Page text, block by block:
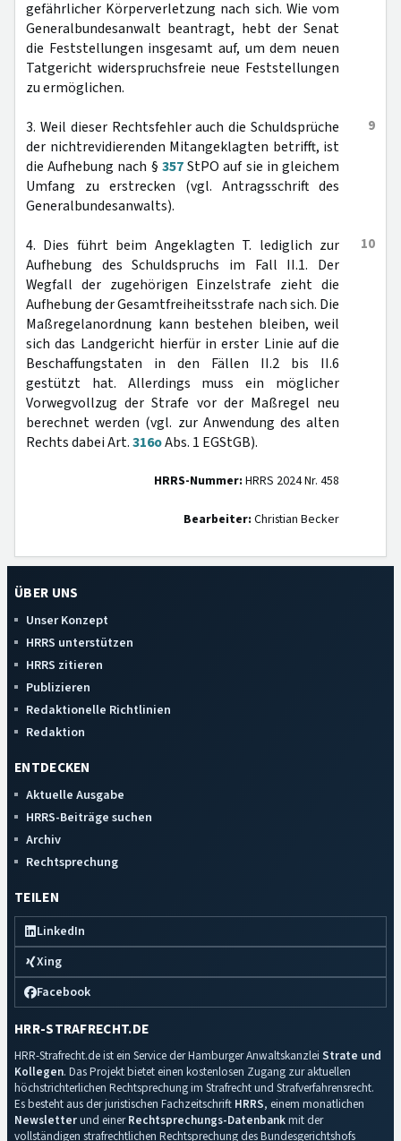
gefährlicher Körperverletzung nach sich. Wie vom
Generalbundesanwalt beantragt, hebt der Senat
die Feststellungen insgesamt auf, um dem neuen
Tatgericht widerspruchsfreie neue Feststellungen
zu ermöglichen.
9
3. Weil dieser Rechtsfehler auch die Schuldsprüche
der nichtrevidierenden Mitangeklagten betrifft, ist
die Aufhebung nach § 357StPO auf sie in gleichem
Umfang zu erstrecken (vgl. Antragsschrift des
Generalbundesanwalts).
10
4. Dies führt beim Angeklagten T. lediglich zur
Aufhebung des Schuldspruchs im Fall II.1. Der
Wegfall der zugehörigen Einzelstrafe zieht die
Aufhebung der Gesamtfreiheitsstrafe nach sich. Die
Maßregelanordnung kann bestehen bleiben, weil
sich das Landgericht hierfür in erster Linie auf die
Beschaffungstaten in den Fällen II.2 bis II.6
gestützt hat. Allerdings muss ein möglicher
Vorwegvollzug der Strafe vor der Maßregel neu
berechnet werden (vgl. zur Anwendung des alten
Rechts dabei Art.316oAbs. 1 EGStGB).
HRRS-Nummer: HRRS 2024 Nr. 458
Bearbeiter: Christian Becker
ÜBER UNS
Unser Konzept
HRRS unterstützen
HRRS zitieren
Publizieren
Redaktionelle Richtlinien
Redaktion
ENTDECKEN
Aktuelle Ausgabe
HRRS-Beiträge suchen
Archiv
Rechtsprechung
TEILEN
LinkedIn
Xing
Facebook
HRR-STRAFRECHT.DE
HRR-Strafrecht.de ist ein Service der Hamburger Anwaltskanzlei Strate und
Kollegen. Das Projekt bietet einen kostenlosen Zugang zur aktuellen
höchstrichterlichen Rechtsprechung im Strafrecht und Strafverfahrensrecht.
Es besteht aus der juristischen Fachzeitschrift HRRS, einem monatlichen
Newsletterund einerRechtsprechungs-Datenbankmit der
vollständigen strafrechtlichen Rechtsprechung des Bundesgerichtshofs